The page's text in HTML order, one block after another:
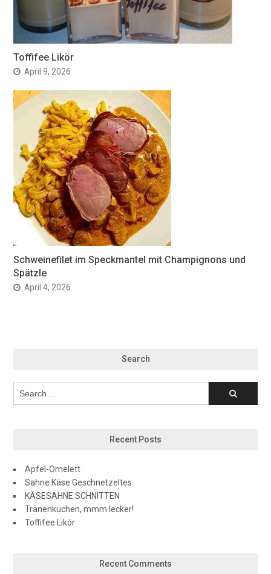
Toffifee Likör
April 9, 2026
Schweinefilet im Speckmantel mit Champignons und
Spätzle
April 4, 2026
Search
Recent Posts
Apfel-Omelett
Sahne Käse Geschnetzeltes
KÄSESAHNE SCHNITTEN
Tränenkuchen, mmm lecker!
Toffifee Likör
Recent Comments